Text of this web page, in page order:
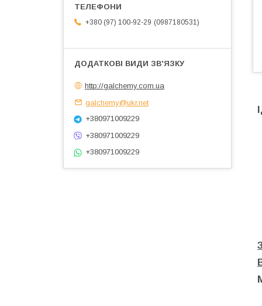
+380 (97) 100-92-29 0987180531
http://galchemy.com.ua
galchemy@ukr.net
+380971009229
+380971009229
+380971009229